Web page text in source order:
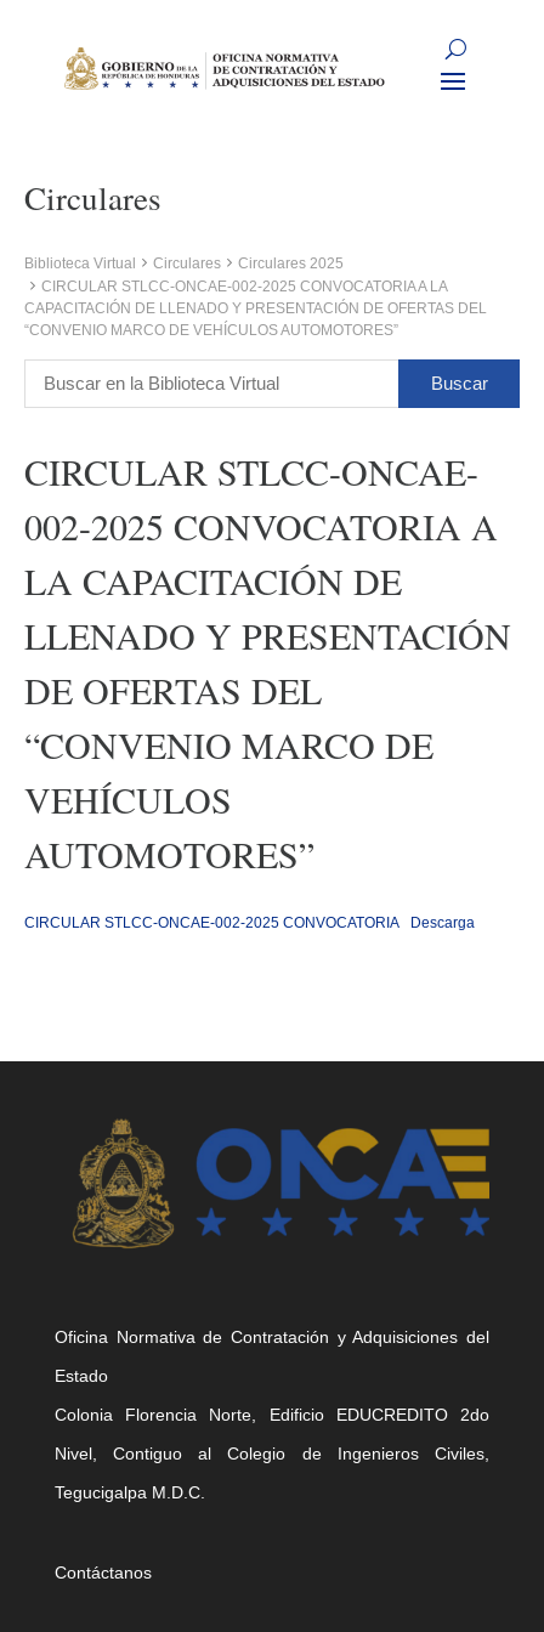
Circulares
Biblioteca Virtual Circulares
Circulares 2025
CIRCULAR STLCC-ONCAE-002-2025 CONVOCATORIA A LA
CAPACITACIÓN DE LLENADO Y PRESENTACIÓN DE OFERTAS DEL
“CONVENIO MARCO DE VEHÍCULOS AUTOMOTORES”
CIRCULAR STLCC-ONCAE-
002-2025 CONVOCATORIA A
LA CAPACITACIÓN DE
LLENADO Y PRESENTACIÓN
DE OFERTAS DEL
“CONVENIO MARCO DE
VEHÍCULOS
AUTOMOTORES”
CIRCULAR STLCC-ONCAE-002-2025 CONVOCATORIA Descarga
Oficina Normativa de Contratación y Adquisiciones del
Estado
Colonia Florencia Norte, Edificio EDUCREDITO 2do
Nivel, Contiguo al Colegio de Ingenieros Civiles,
Tegucigalpa M.D.C.
Contáctanos